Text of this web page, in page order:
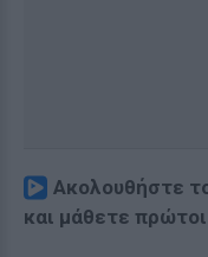
Ακολουθήστε
και μάθετε πρώτοι